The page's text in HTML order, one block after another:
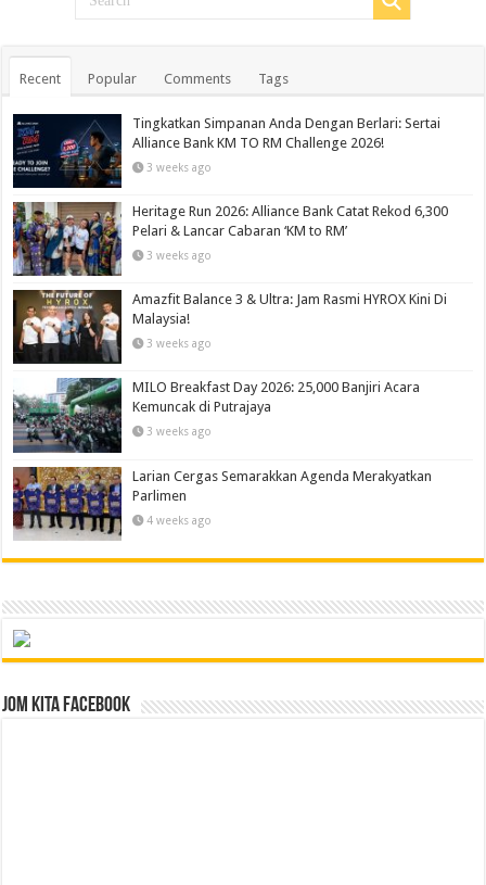
Recent Popular Comments Tags
Tingkatkan Simpanan Anda Dengan Berlari: Sertai
Alliance Bank KM TO RM Challenge 2026!
3 weeks ago
Heritage Run 2026: Alliance Bank Catat Rekod 6,300
Pelari & Lancar Cabaran ‘KM to RM’
3 weeks ago
Amazfit Balance 3 & Ultra: Jam Rasmi HYROX Kini Di
Malaysia!
3 weeks ago
MILO Breakfast Day 2026: 25,000 Banjiri Acara
Kemuncak di Putrajaya
3 weeks ago
Larian Cergas Semarakkan Agenda Merakyatkan
Parlimen
4 weeks ago
Jom Kita Facebook